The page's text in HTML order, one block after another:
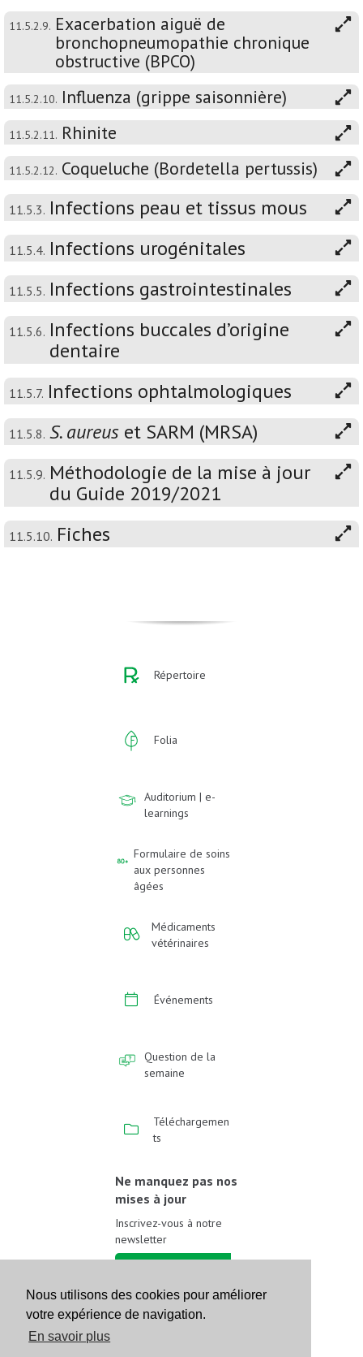
Nous utilisons des cookies pour améliorer
votre expérience de navigation.
En savoir plus
11.5.2.9. Exacerbation aiguë de
bronchopneumopathie chronique
obstructive (BPCO)
11.5.2.10. Influenza (grippe saisonnière)
11.5.2.11. Rhinite
11.5.2.12. Coqueluche (Bordetella pertussis)
11.5.3. Infections peau et tissus mous
11.5.4. Infections urogénitales
11.5.5. Infections gastrointestinales
11.5.6. Infections buccales d’origine
dentaire
11.5.7. Infections ophtalmologiques
11.5.8. S. aureus et SARM (MRSA)
11.5.9. Méthodologie de la mise à jour
du Guide 2019/2021
11.5.10. Fiches
Répertoire
Folia
Auditorium | e-
learnings
Formulaire de soins
aux personnes
âgées
Médicaments
vétérinaires
Événements
Question de la
semaine
Téléchargemen
ts
Ne manquez pas nos
mises à jour
Inscrivez-vous à notre
newsletter
Suivez-nous sur les